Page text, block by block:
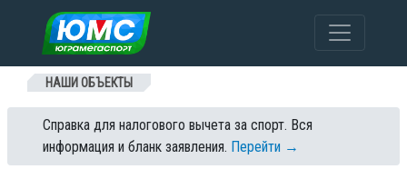
Перейти к содержанию
НАШИ ОБЪЕКТЫ
Справка для налогового вычета за спорт. Вся
информация и бланк заявления. Перейти →